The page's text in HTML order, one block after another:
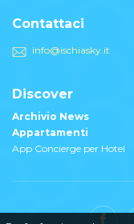
Contattaci
info@ischiasky.it
Discover
Archivio News
Appartamenti
App Concierge per Hotel